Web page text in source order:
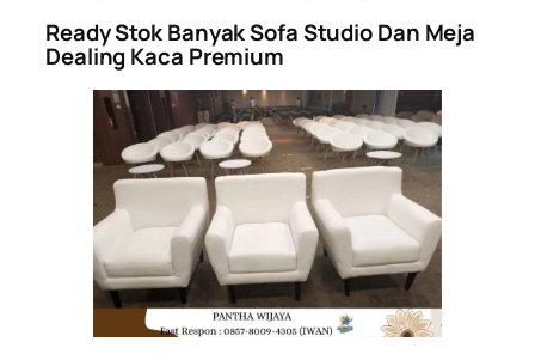
Ready Stok Banyak Sofa Studio Dan Meja
Dealing Kaca Premium